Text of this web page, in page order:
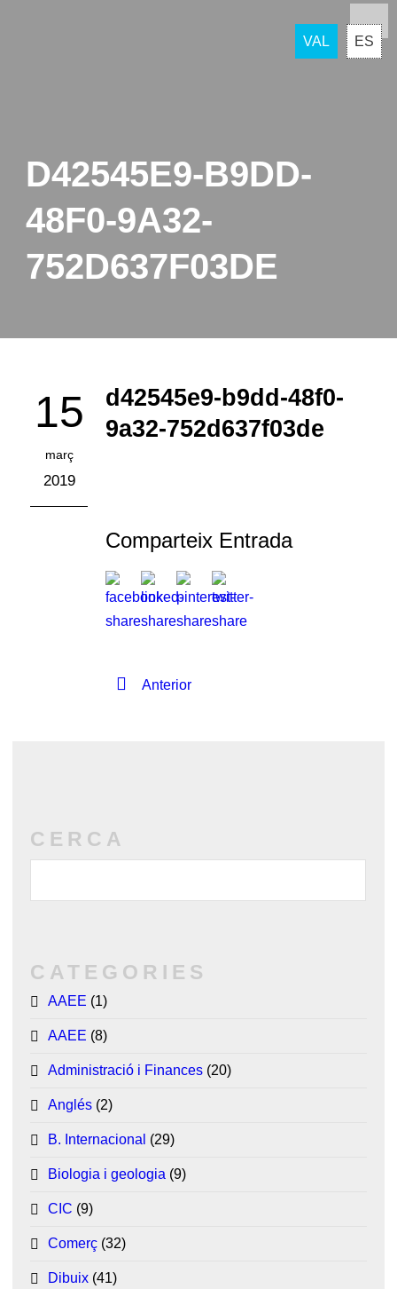
VAL ES
D42545E9-B9DD-
48F0-9A32-
752D637F03DE
15
març
2019
d42545e9-b9dd-48f0-
9a32-752d637f03de
Comparteix Entrada
Anterior
CERCA
CATEGORIES
AAEE (1)
AAEE (8)
Administració i Finances (20)
Anglés (2)
B. Internacional (29)
Biologia i geologia (9)
CIC (9)
Comerç (32)
Dibuix (41)